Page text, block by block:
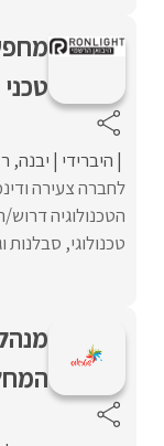
היברידי יבנה
לחברה צעירה
הטכנולוגיה
טכנולוגי, סבלנות